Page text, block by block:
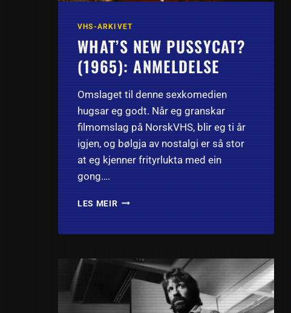
VHS-ARKIVET
WHAT’S NEW PUSSYCAT?
(1965): ANMELDELSE
Omslaget til denne sexkomedien
hugsar eg godt. Når eg granskar
filmomslag på NorskVHS, blir eg ti år
igjen, og bølgja av nostalgi er så stor
at eg kjenner frityrlukta med ein
gong….
LES MEIRWHAT’S